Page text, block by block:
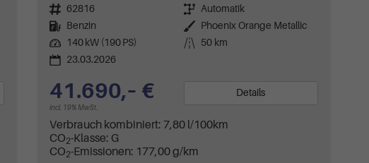
Fahrzeugnr. 62816 Getriebe Automatik
Kraftstoff Benzin Außenfarbe Phoenix Orange Metallic
Leistung
140 kW (190 PS) Kilometerstand
50 km
23.03.2026
41.690,– €
incl. 19% MwSt.
Details
Verbrauch kombiniert: 7,80 l/100km
CO2-Klasse: G
CO2-Emissionen: 177,00 g/km